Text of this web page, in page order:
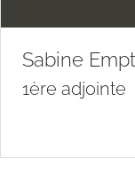
Sabine
1ère adjointe